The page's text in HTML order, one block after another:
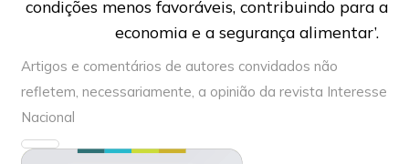
condições menos favoráveis, contribuindo para a
economia e a segurança alimentar’.
Artigos e comentários de autores convidados não
refletem, necessariamente, a opinião da revista Interesse
Nacional